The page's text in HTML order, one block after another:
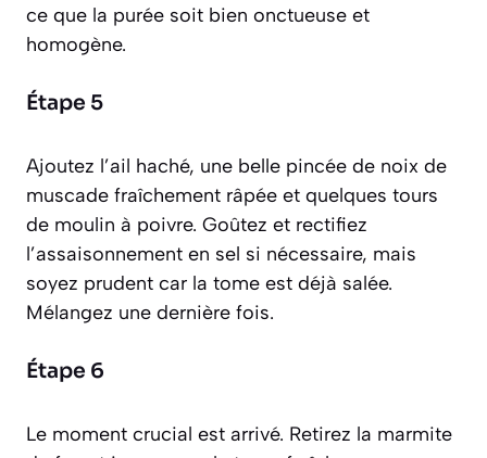
ce que la purée soit bien onctueuse et
homogène.
Étape 5
Ajoutez l’ail haché, une belle pincée de noix de
muscade fraîchement râpée et quelques tours
de moulin à poivre. Goûtez et rectifiez
l’assaisonnement en sel si nécessaire, mais
soyez prudent car la tome est déjà salée.
Mélangez une dernière fois.
Étape 6
Le moment crucial est arrivé. Retirez la marmite